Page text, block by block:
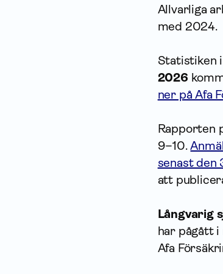
Allvarliga
med 2024.
Statistiken
2026
ner på Afa
Rapporten
9–10.
senast den
att
Långvarig
har pågått
Afa